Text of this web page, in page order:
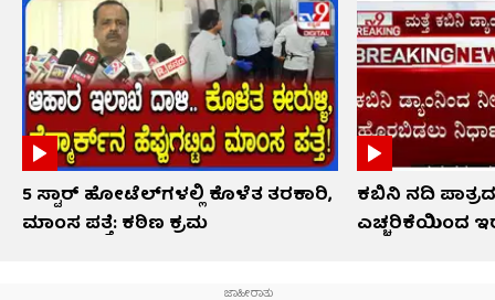
5 ಸ್ಟಾರ್ ಹೋಟೆಲ್​​ಗಳಲ್ಲಿ ಕೊಳೆತ ತರಕಾರಿ,
ಮಾಂಸ ಪತ್ತೆ: ಕಠಿಣ ಕ್ರಮ
ಕಬಿನಿ ನದಿ
ಎಚ್ಚರಿಕೆಯಿಂದ